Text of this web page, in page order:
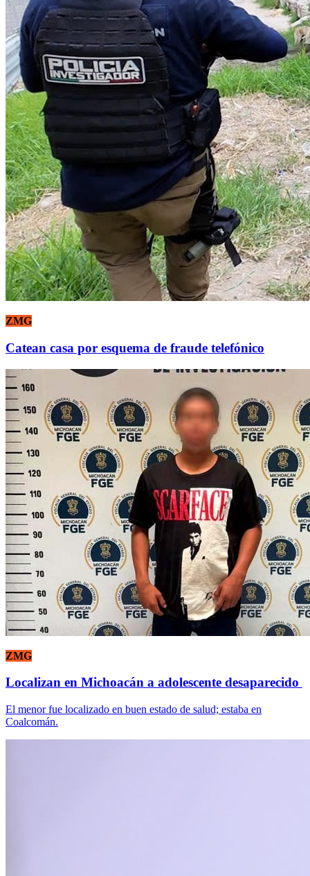
ZMG
Catean casa por esquema de fraude telefónico
ZMG
Localizan en Michoacán a adolescente desaparecido
El menor fue localizado en buen estado de salud; estaba en
Coalcomán.